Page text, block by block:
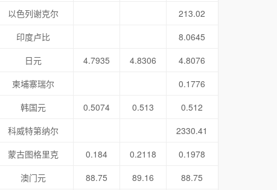
以色列谢克尔
213.02
印度卢比
8.0645
日元
4.7935 4.8306
4.8076
柬埔寨瑞尔
0.1776
韩国元
0.5074 0.513
0.512
科威特第纳尔
2330.41
蒙古图格里克
0.184 0.2118
0.1978
澳门元
88.75 89.16
88.75